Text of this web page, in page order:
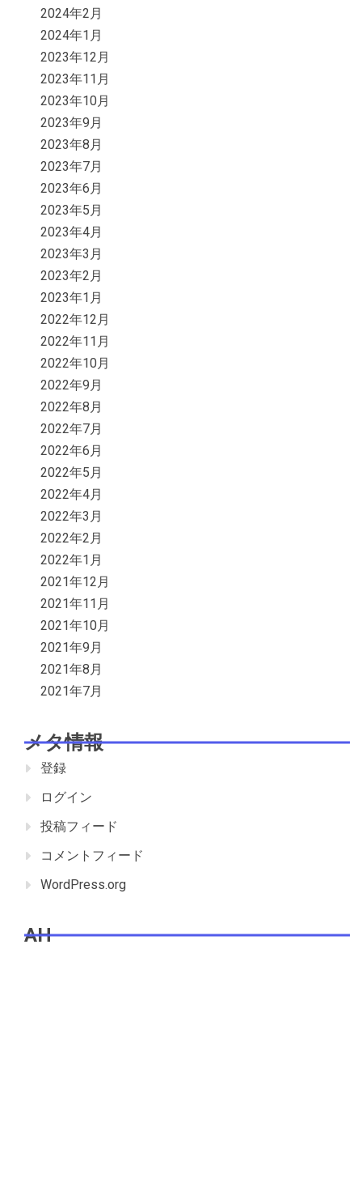
2024年2月
2024年1月
2023年12月
2023年11月
2023年10月
2023年9月
2023年8月
2023年7月
2023年6月
2023年5月
2023年4月
2023年3月
2023年2月
2023年1月
2022年12月
2022年11月
2022年10月
2022年9月
2022年8月
2022年7月
2022年6月
2022年5月
2022年4月
2022年3月
2022年2月
2022年1月
2021年12月
2021年11月
2021年10月
2021年9月
2021年8月
2021年7月
メタ情報
登録
ログイン
投稿フィード
コメントフィード
WordPress.org
AH